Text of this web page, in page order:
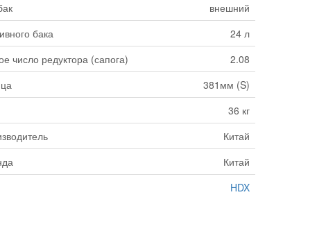
внешний
бака
24 л
число редуктора (сапога)
2.08
381мм (S)
36 кг
Китай
Китай
HDX